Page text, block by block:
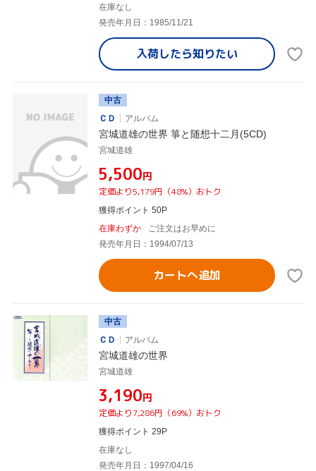
在庫なし
発売年月日：1985/11/21
入荷したら知りたい
中古
ＣＤ
アルバム
宮城道雄の世界 箏と随想十二月(5CD)
宮城道雄
¥5,500円
定価より5,179円（48%）おトク
獲得ポイント 50P
在庫わずか
ご注文はお早めに
発売年月日：1994/07/13
カートへ追加
中古
ＣＤ
アルバム
宮城道雄の世界
宮城道雄
¥3,190円
定価より7,286円（69%）おトク
獲得ポイント 29P
在庫なし
発売年月日：1997/04/16